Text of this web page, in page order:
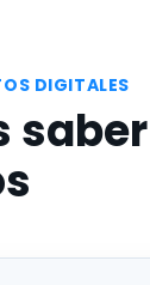
DIGITALES